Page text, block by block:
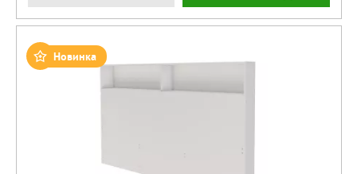
Новинка